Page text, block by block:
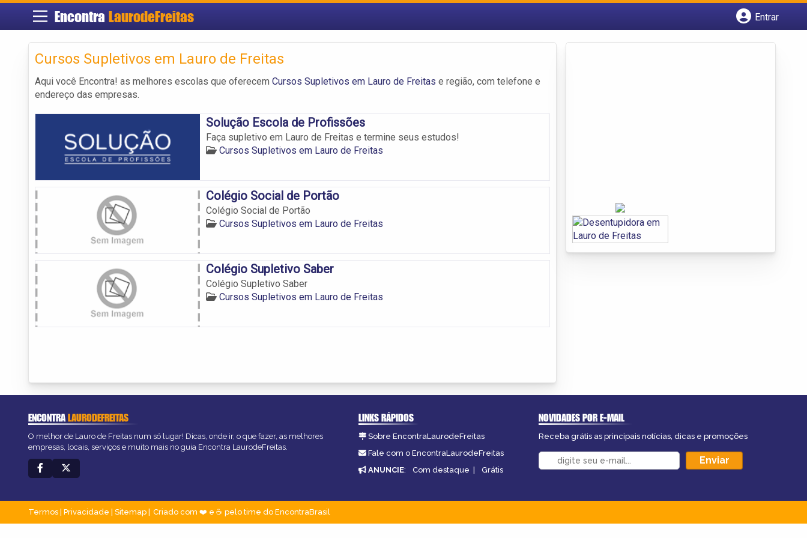
Encontra LaurodeFreitas Entrar
Cadastrar empresa
Cursos Supletivos em Lauro de Freitas
Aqui você Encontra! as melhores escolas que oferecem Cursos Supletivos em Lauro de Freitas e região, com telefone e
endereço das empresas.
Solução Escola de Profissões
Faça supletivo em Lauro de Freitas e termine seus estudos!
Cursos Supletivos em Lauro de Freitas
Colégio Social de Portão
Colégio Social de Portão
Cursos Supletivos em Lauro de Freitas
Colégio Supletivo Saber
Colégio Supletivo Saber
Cursos Supletivos em Lauro de Freitas
ENCONTRALAURODEFREITAS
O melhor de Lauro de Freitas num só lugar! Dicas, onde ir, o que fazer, as melhores
empresas, locais, serviços e muito mais no guia Encontra LaurodeFreitas.
LINKS RÁPIDOS
Sobre EncontraLaurodeFreitas
Fale com o EncontraLaurodeFreitas
ANUNCIE: Com destaque | Grátis
NOVIDADES POR E-MAIL
Receba grátis as principais notícias, dicas e promoções
Termos Privacidade Sitemap Criado com ❤️ e ☕ pelo time do EncontraBrasil